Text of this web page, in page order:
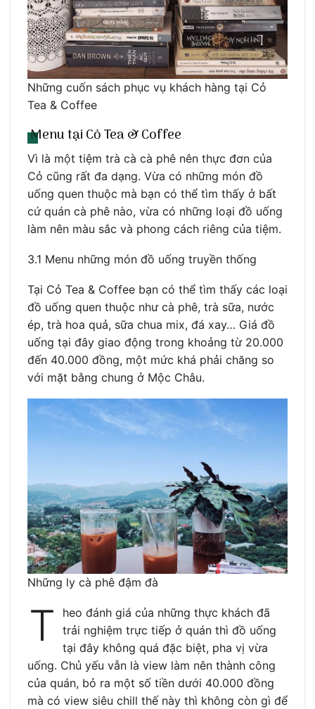
Những cuốn sách phục vụ khách hàng tại Cỏ
Tea & Coffee
Menu tại Cỏ Tea & Coffee
Vì là một tiệm trà cà cà phê nên thực đơn của
Cỏ cũng rất đa dạng. Vừa có những món đồ
uống quen thuộc mà bạn có thể tìm thấy ở bất
cứ quán cà phê nào, vừa có những loại đồ uống
làm nên màu sắc và phong cách riêng của tiệm.
3.1 Menu những món đồ uống truyền thống
Tại Cỏ Tea & Coffee bạn có thể tìm thấy các loại
đồ uống quen thuộc như cà phê, trà sữa, nước
ép, trà hoa quả, sữa chua mix, đá xay… Giá đồ
uống tại đây giao động trong khoảng từ 20.000
đến 40.000 đồng, một mức khá phải chăng so
với mặt bằng chung ở Mộc Châu.
Những ly cà phê đậm đà
T
heo đánh giá của những thực khách đã
trải nghiệm trực tiếp ở quán thì đồ uống
tại đây không quá đặc biệt, pha vị vừa
uống. Chủ yếu vẫn là view làm nên thành công
của quán, bỏ ra một số tiền dưới 40.000 đồng
mà có view siêu chill thế này thì không còn gì để